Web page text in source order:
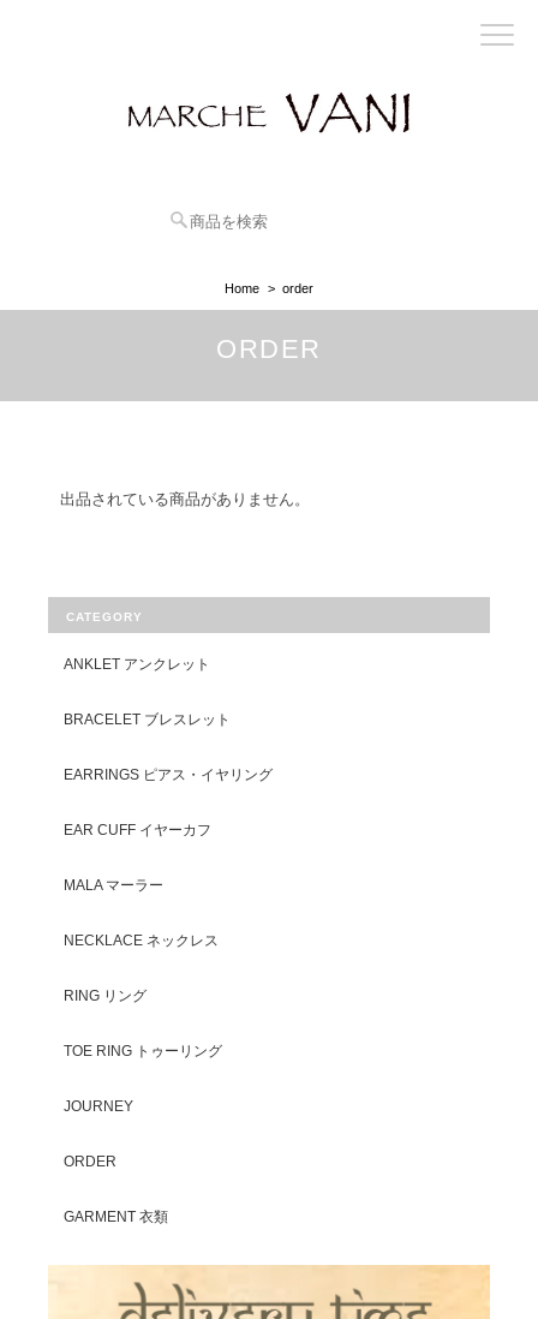
Home order
ORDER
出品されている商品がありません。
CATEGORY
ANKLET アンクレット
BRACELET ブレスレット
EARRINGS ピアス・イヤリング
EAR CUFF イヤーカフ
MALA マーラー
NECKLACE ネックレス
RING リング
TOE RING トゥーリング
JOURNEY
ORDER
GARMENT 衣類